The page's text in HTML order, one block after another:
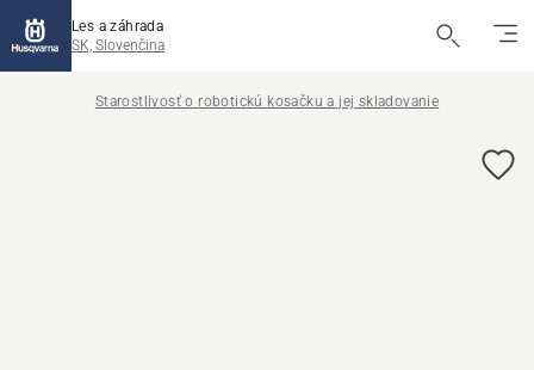
Les a záhrada
SK, Slovenčina
Starostlivosť o robotickú kosačku a jej skladovanie